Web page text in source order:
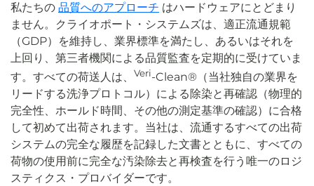
私たちの 品質へのアプローチ はハードウェアにとどまり
ません。クライオポート・システムズは、適正流通規範
（GDP）を維持し、業界標準を満たし、あるいはそれを
上回り、第三者機関による品質監査を定期的に受けていま
す。すべての荷送人は、 Veri-Clean®（当社独自の業界を
リードする洗浄プロトコル）による除染と再確認（物理的
完全性、ホールド時間、その他の測定基準の確認）に合格
して初めて出荷されます。当社は、流通するすべての出荷
システムの完全な履歴を記録した文書とともに、すべての
荷物の使用前に完全な汚染除去と再検査を行う唯一のロジ
スティクス・プロバイダーです。